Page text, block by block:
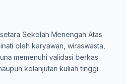
Sekolah Menengah Atas
oleh karyawan, wiraswasta,
memenuhi validasi berkas
kelanjutan kuliah tinggi.